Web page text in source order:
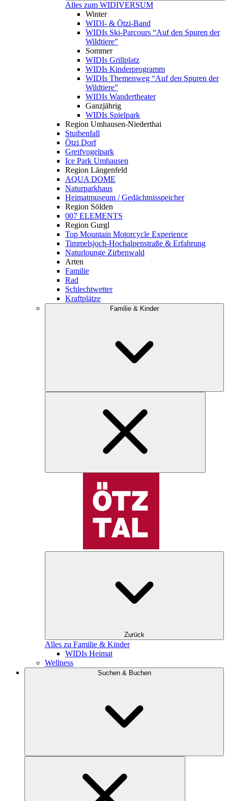
Alles zum WIDIVERSUM
Winter
WIDI- & Ötzi-Band
WIDIs Ski-Parcours “Auf den Spuren der
Wildtiere”
Sommer
WIDIs Grillplatz
WIDIs Kinderprogramm
WIDIs Themenweg “Auf den Spuren der
Wildtiere”
WIDIs Wandertheater
Ganzjährig
WIDIs Spielpark
Region Umhausen-Niederthai
Stuibenfall
Ötzi Dorf
Greifvogelpark
Ice Park Umhausen
Region Längenfeld
AQUA DOME
Naturparkhaus
Heimatmuseum / Gedächtnisspeicher
Region Sölden
007 ELEMENTS
Region Gurgl
Top Mountain Motorcycle Experience
Timmelsjoch-Hochalpenstraße & Erfahrung
Naturlounge Zirbenwald
Arten
Familie
Rad
Schlechtwetter
Kraftplätze
Familie & Kinder
Zurück
Alles zu Familie & Kinder
WIDIs Heimat
Wellness
Suchen & Buchen